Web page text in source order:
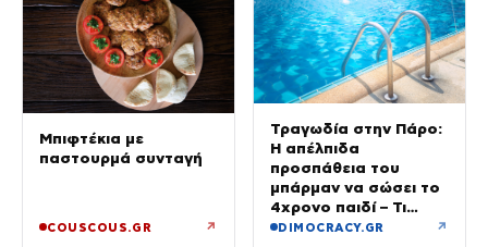
Μπιφτέκια με
παστουρμά συνταγή
COUSCOUS.GR ↗
Τραγωδία στην Πάρο:
Η απέλπιδα
προσπάθεια του
μπάρμαν να σώσει το
4χρονο παιδί – Τι
ερευνούν οι αρχές
DIMOCRACY.GR ↗